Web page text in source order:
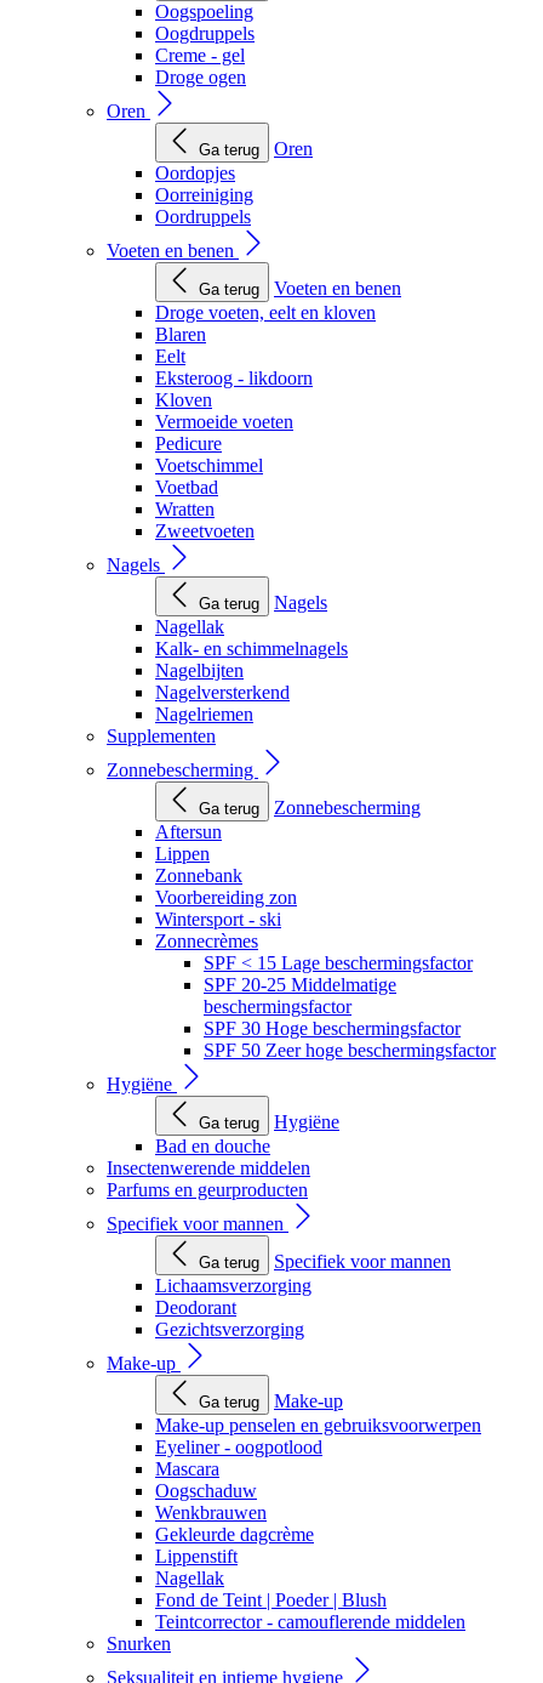
Oogspoeling
Oogdruppels
Creme - gel
Droge ogen
Oren
Ga terug
Oren
Oordopjes
Oorreiniging
Oordruppels
Voeten en benen
Ga terug
Voeten en benen
Droge voeten, eelt en kloven
Blaren
Eelt
Eksteroog - likdoorn
Kloven
Vermoeide voeten
Pedicure
Voetschimmel
Voetbad
Wratten
Zweetvoeten
Nagels
Ga terug
Nagels
Nagellak
Kalk- en schimmelnagels
Nagelbijten
Nagelversterkend
Nagelriemen
Supplementen
Zonnebescherming
Ga terug
Zonnebescherming
Aftersun
Lippen
Zonnebank
Voorbereiding zon
Wintersport - ski
Zonnecrèmes
SPF < 15 Lage beschermingsfactor
SPF 20-25 Middelmatige
beschermingsfactor
SPF 30 Hoge beschermingsfactor
SPF 50 Zeer hoge beschermingsfactor
Hygiëne
Ga terug
Hygiëne
Bad en douche
Insectenwerende middelen
Parfums en geurproducten
Specifiek voor mannen
Ga terug
Specifiek voor mannen
Lichaamsverzorging
Deodorant
Gezichtsverzorging
Make-up
Ga terug
Make-up
Make-up penselen en gebruiksvoorwerpen
Eyeliner - oogpotlood
Mascara
Oogschaduw
Wenkbrauwen
Gekleurde dagcrème
Lippenstift
Nagellak
Fond de Teint | Poeder | Blush
Teintcorrector - camouflerende middelen
Snurken
Seksualiteit en intieme hygiene